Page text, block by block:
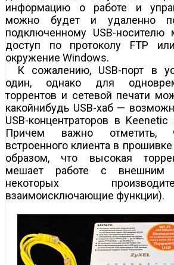
информацию о работе и
можно будет и удаленно
подключенному USB-носителю
доступ по протоколу FTP
окружение Windows.
К сожалению, USB-порт в
один, однако для
торрентов и сетевой печати
какой­нибудь USB-хаб —
USB-концентраторов в
Причем важно отметить,
встроенного клиента в
образом, что высокая
мешает работе с внешним
некоторых
взаимоисключающие функции).